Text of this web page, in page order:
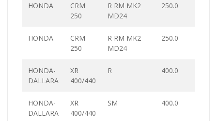
HONDA
CRM
250
R RM MK2
MD24
250.0
HONDA
CRM
250
R RM MK2
MD24
250.0
HONDA-
DALLARA
XR
400/440
R 400.0
HONDA-
DALLARA
XR
400/440
SM 400.0